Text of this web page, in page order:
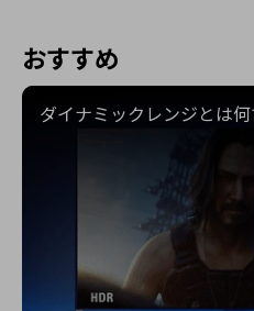
おすすめ
ダイナミックレンジとは何